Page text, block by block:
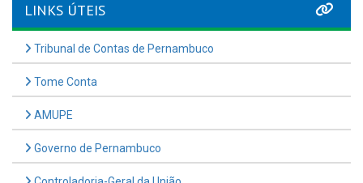
Governo de Pernambuco
Controladoria-Geral da União
Confederação Nacional de Municípios - CNM
QEdu
SICONFI - Tesouro Nacional
Consultar Convênios